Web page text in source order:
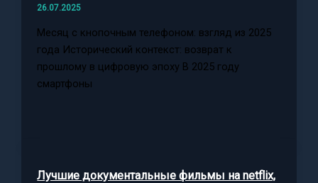
26.07.2025
Месяц с кнопочным телефоном: взгляд из 2025
года Исторический контекст: возврат к
прошлому в цифровую эпоху В 2025 году
смартфоны
Лучшие документальные фильмы на netflix,